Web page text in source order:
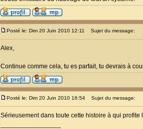
Posté le: Dim 20 Juin 2010 12:11 Sujet du message:
Alex,
Continue comme cela, tu es parfait, tu devrais à
Posté le: Dim 20 Juin 2010 16:54 Sujet du message:
Sérieusement dans toute cette histoire à qui profite